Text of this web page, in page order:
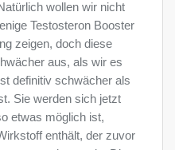
wollen wir nicht
Testosteron Booster
zeigen, doch diese
aus, als wir es
definitiv schwächer als
Sie werden sich jetzt
etwas möglich ist,
enthält, der zuvor